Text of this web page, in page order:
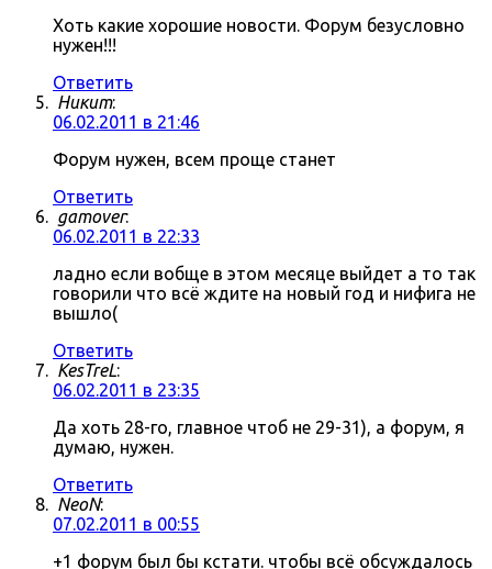
Хоть какие хорошие новости. Форум безусловно
нужен!!!
Ответить
Никит:
06.02.2011 в 21:46
Форум нужен, всем проще станет
Ответить
gamover:
06.02.2011 в 22:33
ладно если вобще в этом месяце выйдет а то так
говорили что всё ждите на новый год и нифига не
вышло(
Ответить
KesTreL:
06.02.2011 в 23:35
Да хоть 28-го, главное чтоб не 29-31), а форум, я
думаю, нужен.
Ответить
NeoN:
07.02.2011 в 00:55
+1 форум был бы кстати. чтобы всё обсуждалось